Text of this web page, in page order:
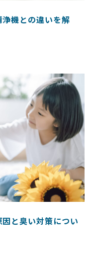
機との違いを解
因と臭い対策につい